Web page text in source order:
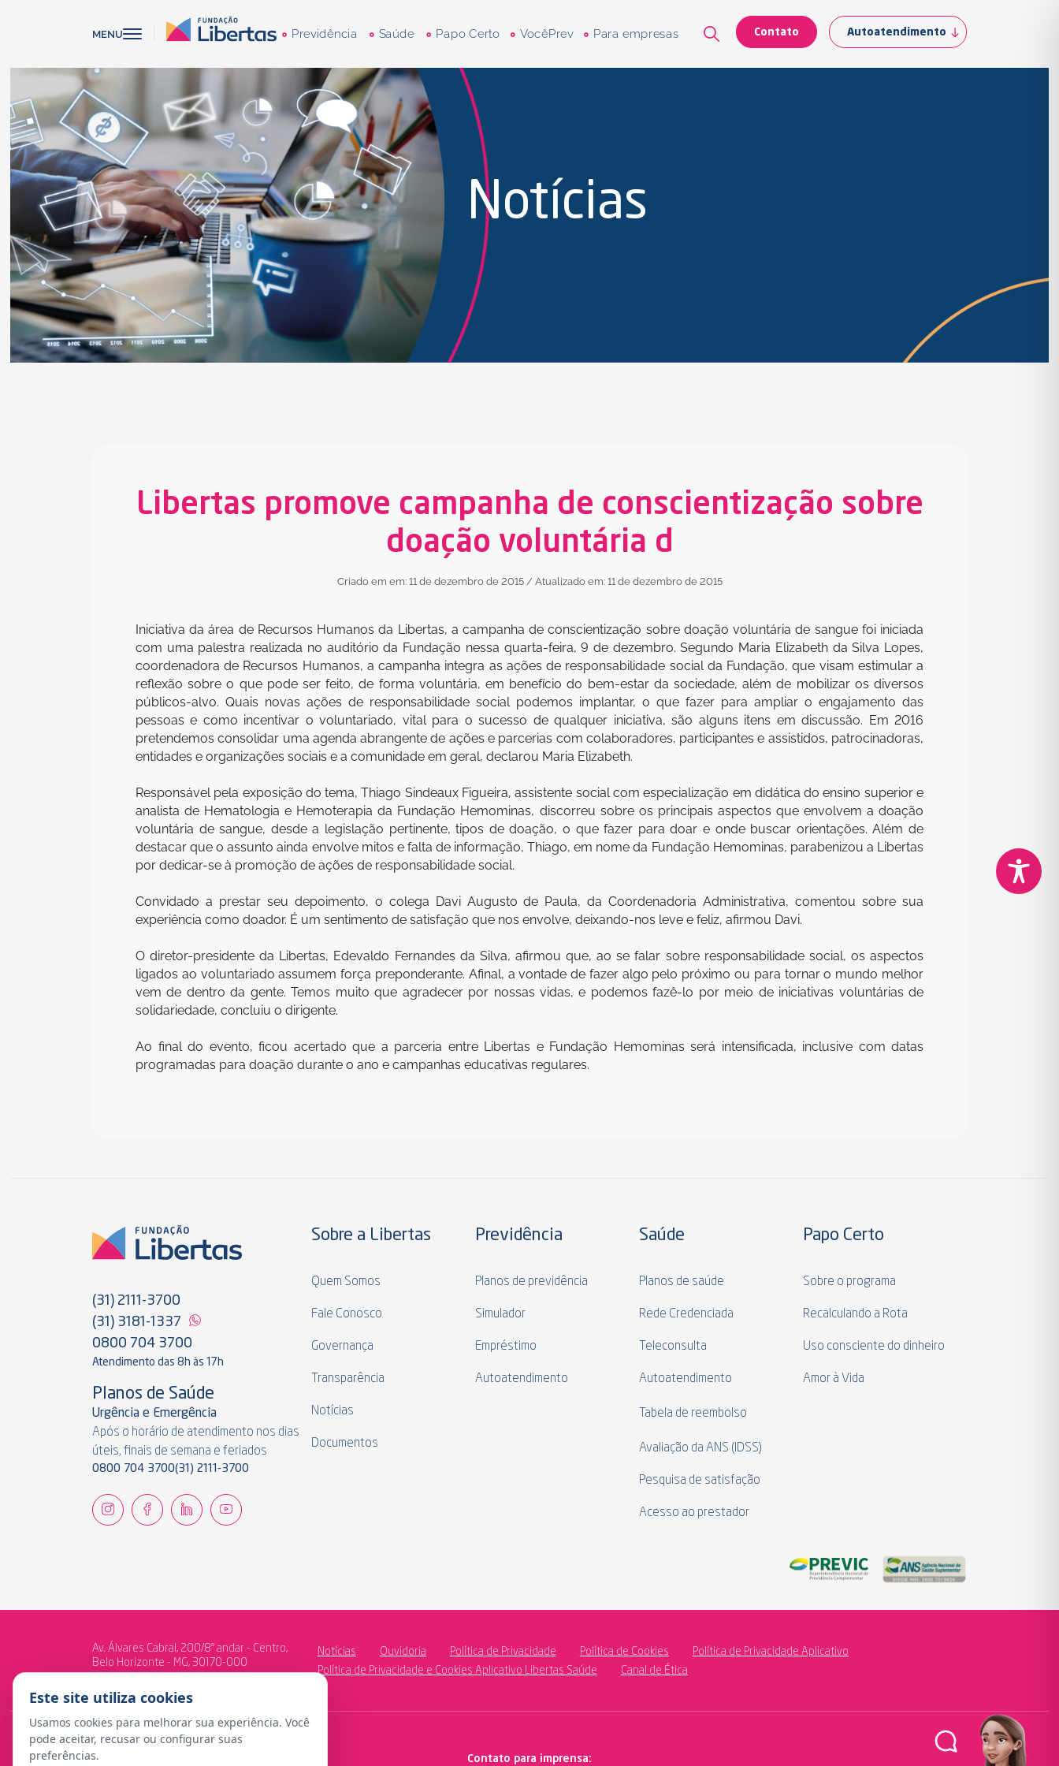
MENU Previdência Saúde Papo Certo VocêPrev Para empresas Contato Autoatendimento
Notícias
Libertas promove campanha de conscientização sobre
doação voluntária d
Criado em em: 11 de dezembro de 2015 / Atualizado em: 11 de dezembro de 2015
Iniciativa da área de Recursos Humanos da Libertas, a campanha de conscientização sobre doação voluntária de sangue foi iniciada
com uma palestra realizada no auditório da Fundação nessa quarta-feira, 9 de dezembro. Segundo Maria Elizabeth da Silva Lopes,
coordenadora de Recursos Humanos, a campanha integra as ações de responsabilidade social da Fundação, que visam estimular a
reflexão sobre o que pode ser feito, de forma voluntária, em benefício do bem-estar da sociedade, além de mobilizar os diversos
públicos-alvo. Quais novas ações de responsabilidade social podemos implantar, o que fazer para ampliar o engajamento das
pessoas e como incentivar o voluntariado, vital para o sucesso de qualquer iniciativa, são alguns itens em discussão. Em 2016
pretendemos consolidar uma agenda abrangente de ações e parcerias com colaboradores, participantes e assistidos, patrocinadoras,
entidades e organizações sociais e a comunidade em geral, declarou Maria Elizabeth.
Responsável pela exposição do tema, Thiago Sindeaux Figueira, assistente social com especialização em didática do ensino superior e
analista de Hematologia e Hemoterapia da Fundação Hemominas, discorreu sobre os principais aspectos que envolvem a doação
voluntária de sangue, desde a legislação pertinente, tipos de doação, o que fazer para doar e onde buscar orientações. Além de
destacar que o assunto ainda envolve mitos e falta de informação, Thiago, em nome da Fundação Hemominas, parabenizou a Libertas
por dedicar-se à promoção de ações de responsabilidade social.
Convidado a prestar seu depoimento, o colega Davi Augusto de Paula, da Coordenadoria Administrativa, comentou sobre sua
experiência como doador. É um sentimento de satisfação que nos envolve, deixando-nos leve e feliz, afirmou Davi.
O diretor-presidente da Libertas, Edevaldo Fernandes da Silva, afirmou que, ao se falar sobre responsabilidade social, os aspectos
ligados ao voluntariado assumem força preponderante. Afinal, a vontade de fazer algo pelo próximo ou para tornar o mundo melhor
vem de dentro da gente. Temos muito que agradecer por nossas vidas, e podemos fazê-lo por meio de iniciativas voluntárias de
solidariedade, concluiu o dirigente.
Ao final do evento, ficou acertado que a parceria entre Libertas e Fundação Hemominas será intensificada, inclusive com datas
programadas para doação durante o ano e campanhas educativas regulares.
(31) 2111-3700
(31) 3181-1337
0800 704 3700
Atendimento das 8h às 17h
Planos de Saúde
Urgência e Emergência
Após o horário de atendimento nos dias
úteis, finais de semana e feriados
0800 704 3700(31) 2111-3700
Sobre a Libertas
Quem Somos
Fale Conosco
Governança
Transparência
Notícias
Documentos
Previdência
Planos de previdência
Simulador
Empréstimo
Autoatendimento
Saúde
Planos de saúde
Rede Credenciada
Teleconsulta
Autoatendimento
Tabela de reembolso
Avaliação da ANS (IDSS)
Pesquisa de satisfação
Acesso ao prestador
Papo Certo
Sobre o programa
Recalculando a Rota
Uso consciente do dinheiro
Amor à Vida
Av. Álvares Cabral, 200/8º andar - Centro,
Belo Horizonte - MG, 30170-000
Notícias Ouvidoria Política de Privacidade Política de Cookies
Política de Privacidade Aplicativo
Política de Privacidade e Cookies Aplicativo Libertas Saúde
Canal de Ética
Contato para imprensa:
Este site utiliza cookies
Usamos cookies para melhorar sua experiência. Você
pode aceitar, recusar ou configurar suas
preferências.